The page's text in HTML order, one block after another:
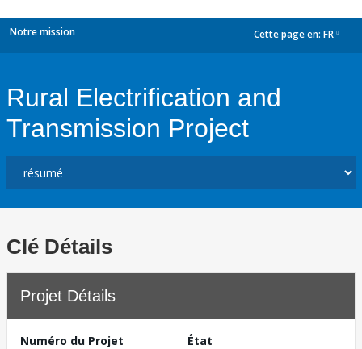
Notre mission Cette page en: FR
Rural Electrification and
Transmission Project
Clé Détails
Projet Détails
Numéro du Projet
État